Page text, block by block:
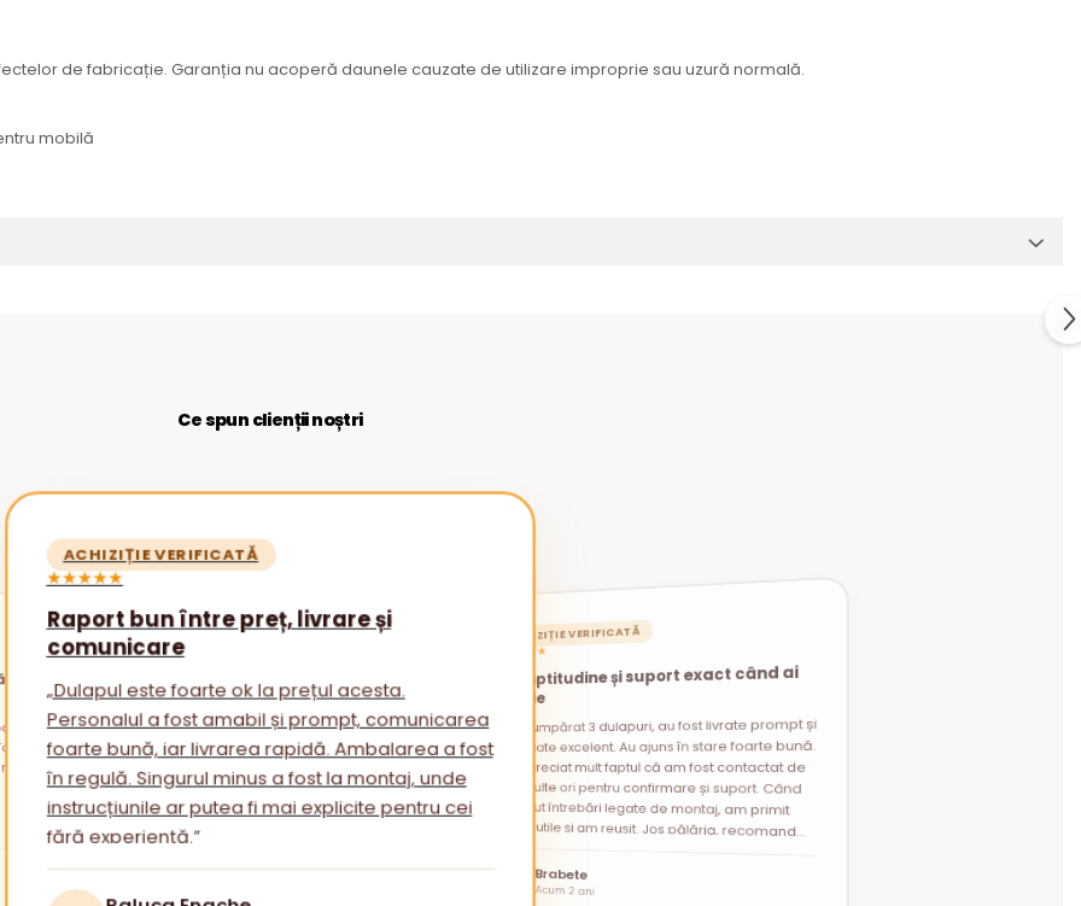
de fabricație. Garanția nu acoperă daunele cauzate de utilizare improprie sau uzură normală.
mobilă
Ce spun clienții noștri
ACHIZIȚIE VERIFICATĂ
★★★★★
Raport bun între preț, livrare și
comunicare
„Dulapul este foarte ok la prețul acesta.
Personalul a fost amabil și prompt, comunicarea
foarte bună, iar livrarea rapidă. Ambalarea a fost
în regulă. Singurul minus a fost la montaj, unde
instrucțiunile ar putea fi mai explicite pentru cei
fără experiență.”
ACHIZIȚIE VERIFICATĂ
★★★★★
Promptitudine și suport exact când ai
nevoie
„Am cumpărat 3 dulapuri, au fost livrate prompt și
ambalate excelent. Au ajuns în stare foarte bună.
Am apreciat mult faptul că am fost contactat de
mai multe ori pentru confirmare și suport. Când
am avut întrebări legate de montaj, am primit
sfaturi utile și am reușit. Jos pălăria, recomand
Brabete
Acum 2 ani
a